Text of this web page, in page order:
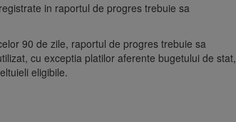
in raportul de progres trebuie sa
90 de zile, raportul de progres trebuie sa
cu exceptia platilor aferente bugetului de stat,
eligibile.